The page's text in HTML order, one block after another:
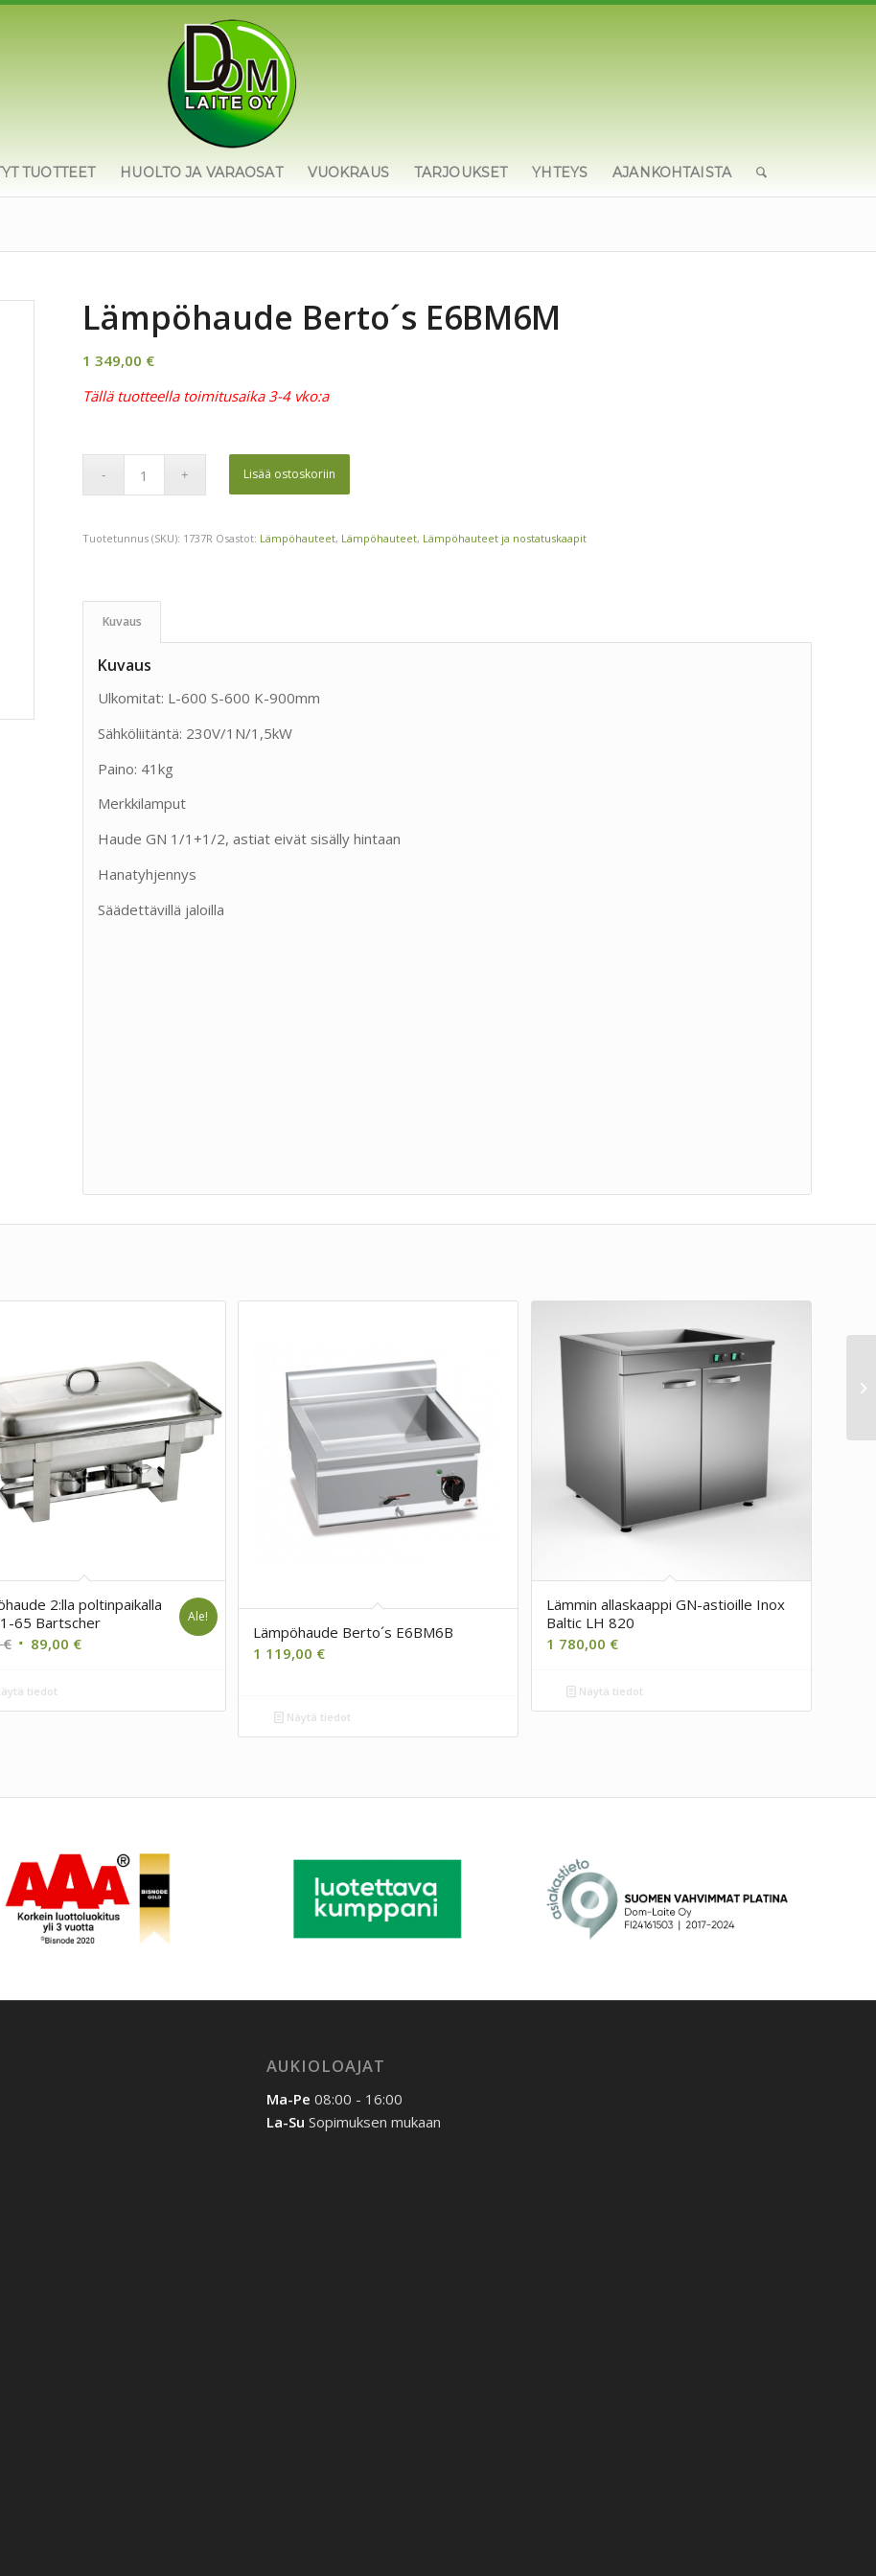
TUOTTEET HUOLTO JA VARAOSAT VUOKRAUS TARJOUKSET YHTEYS AJANKOHTAISTA
Lämpöhaude Berto´s E6BM6M
1 349,00 €
Tällä tuotteella toimitusaika 3-4 vko:a
Lisää ostoskoriin
Tuotetunnus (SKU): 1737R Osastot: Lämpöhauteet, Lämpöhauteet, Lämpöhauteet ja nostatuskaapit
Kuvaus
Kuvaus
Ulkomitat: L-600 S-600 K-900mm
Sähköliitäntä: 230V/1N/1,5kW
Paino: 41kg
Merkkilamput
Haude GN 1/1+1/2, astiat eivät sisälly hintaan
Hanatyhjennys
Säädettävillä jaloilla
2:lla poltinpaikalla
65 Bartscher
€ Alkuperäinen
oli:
99,00 €.
89,00 €Nykyinen
89,00 €.
Ale!
tiedot
Lämpöhaude Berto´s E6BM6B
1 119,00 €
Näytä tiedot
Lämmin allaskaappi GN-astioille Inox
Baltic LH 820
1 780,00 €
Näytä tiedot
AUKIOLOAJAT
Ma-Pe 08:00 - 16:00
La-Su Sopimuksen mukaan